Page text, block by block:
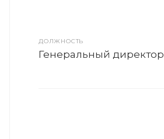
ДОЛЖНОСТЬ
Генеральный директор